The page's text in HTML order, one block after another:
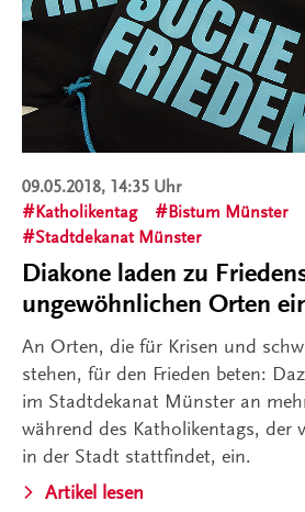
09.05.2018, 14:35 Uhr
Katholikentag
Bistum Münster
Stadtdekanat Münster
Diakone laden zu
ungewöhnlichen Orten
An Orten, die für Krisen und
stehen, für den Frieden beten:
im Stadtdekanat Münster an
während des Katholikentags, der
in der Stadt stattfindet, ein.
Artikel lesen